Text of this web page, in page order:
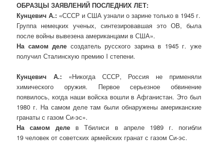
ОБРАЗЦЫ ЗАЯВЛЕНИЙ ПОСЛЕДНИХ ЛЕТ:
Кунцевич А.: «СССР и США узнали о зарине только в 1945 г.
Группа немецких ученых, синтезировавшая это ОВ, была
после войны вывезена американцами в США».
На самом деле создатель русского зарина в 1945 г. уже
получил Сталинскую премию I степени.
Кунцевич А.:«Никогда СССР, Россия не применяли
химического оружия. Первое серьезное обвинение
появилось, когда наши войска вошли в Афганистан. Это был
1980 г. На самом деле там были обнаружены американские
гранаты с газом Си-эс».
На самом деле в Тбилиси в апреле 1989 г. погибли
19 человек от советских армейских гранат с газом Си-эс.